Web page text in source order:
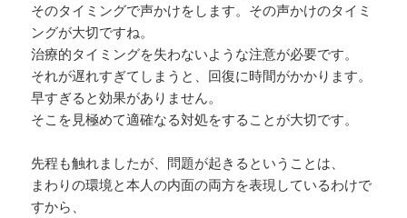
そのタイミングで声かけをします。その声かけのタイミ
ングが大切ですね。
治療的タイミングを失わないような注意が必要です。
それが遅れすぎてしまうと、回復に時間がかかります。
早すぎると効果がありません。
そこを見極めて適確なる対処をすることが大切です。
先程も触れましたが、問題が起きるということは、
まわりの環境と本人の内面の両方を表現しているわけで
すから、